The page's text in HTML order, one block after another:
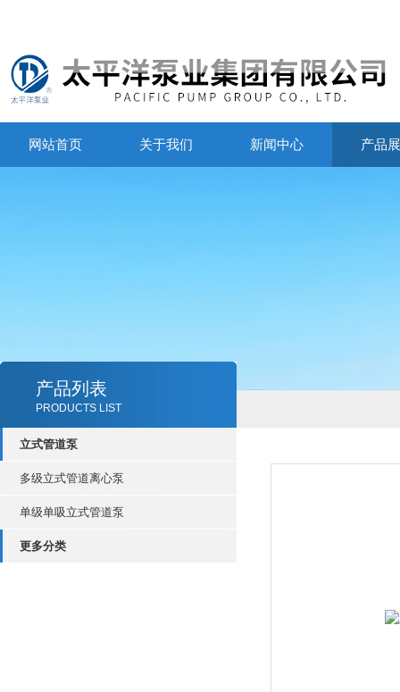
网站首页 关于我们 新闻中心 产品
产品列表
PRODUCTS LIST
立式管道泵
多级立式管道离心泵
单级单吸立式管道泵
更多分类